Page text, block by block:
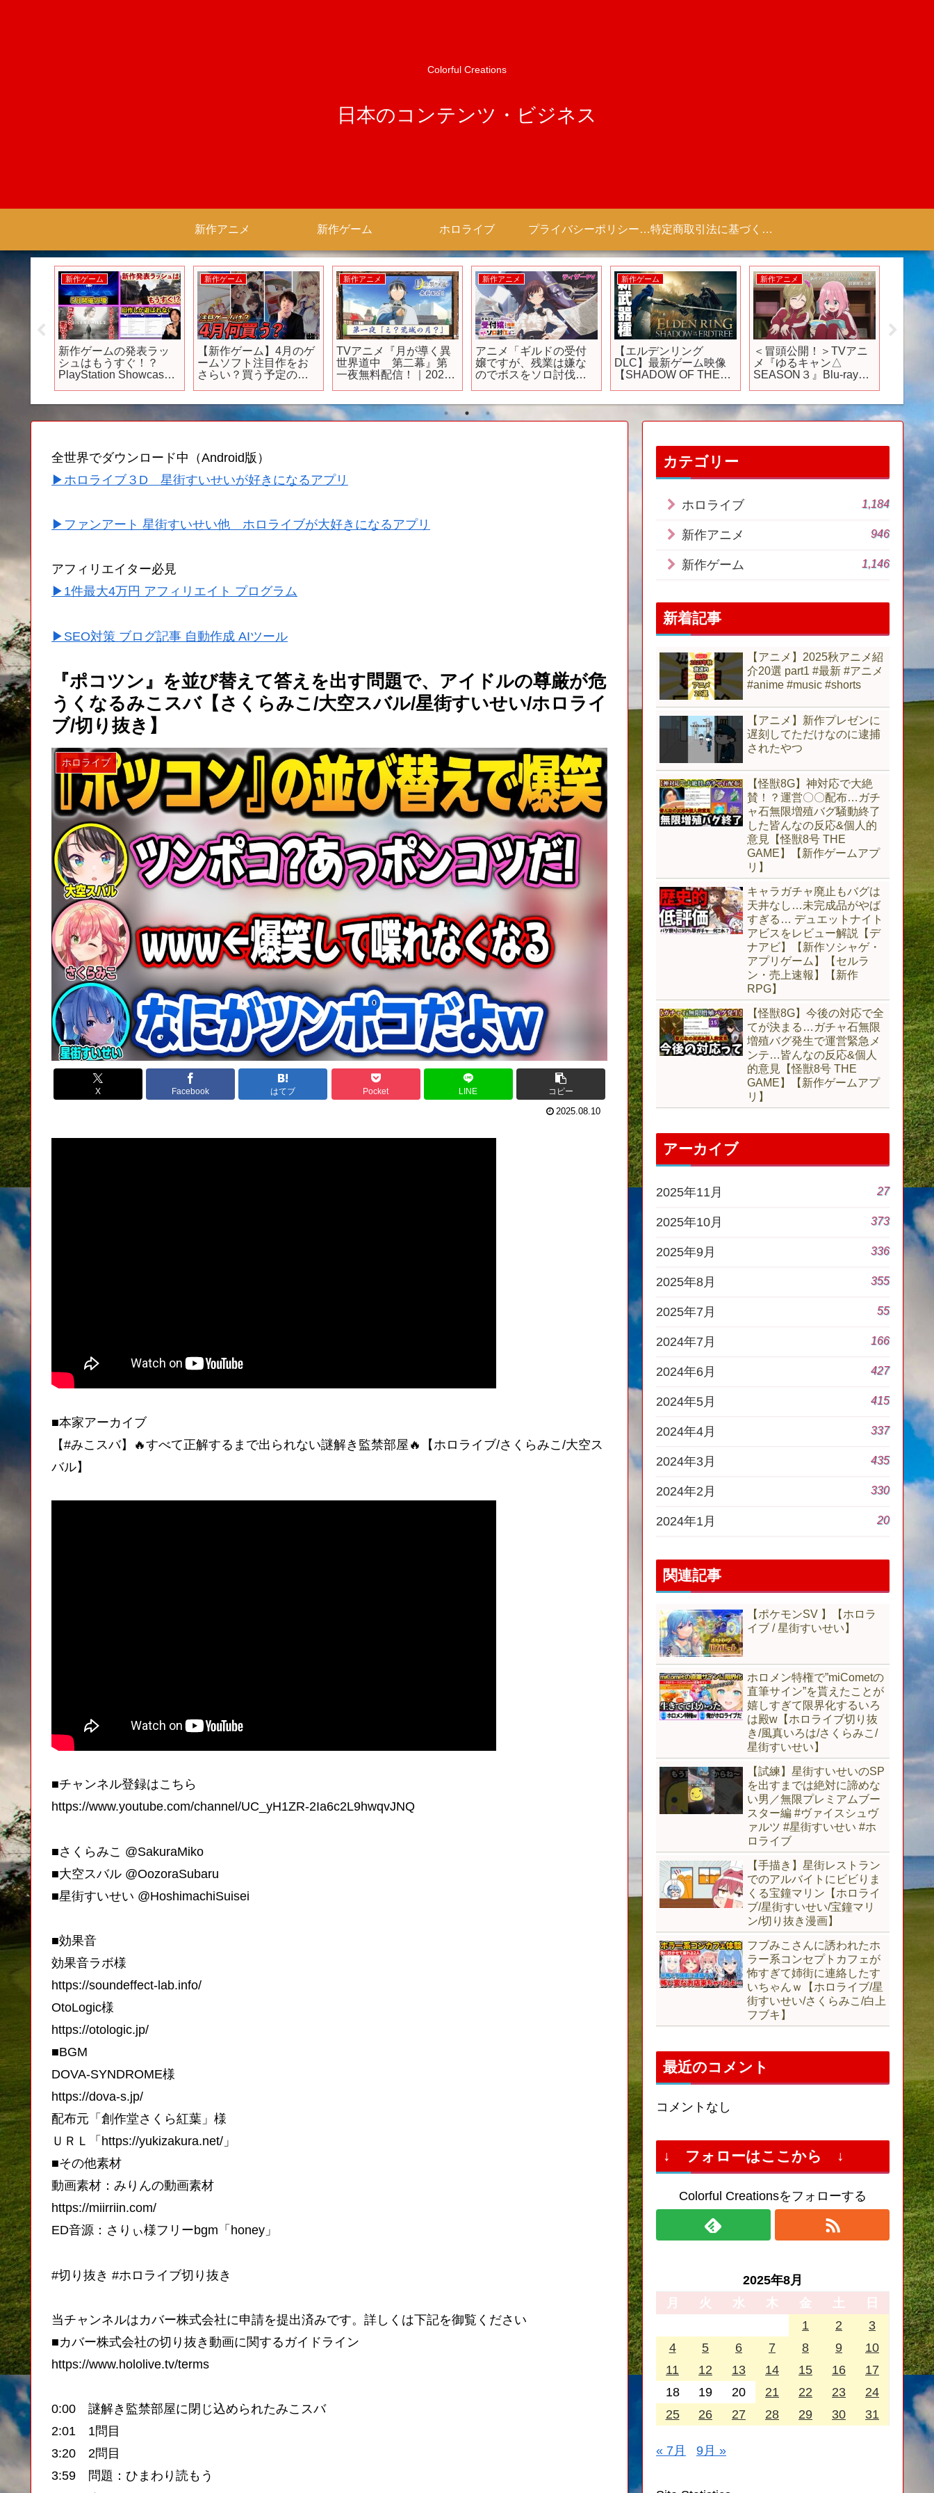
Colorful Creations
日本のコンテンツ・ビジネス
新作アニメ 新作ゲーム ホロライブ プライバシーポリシー 【Colorful Creation】 特定商取引法に基づく表記（商取引に関する開示）
新作ゲーム
新作ゲームの発表ラッ
シュはもうすぐ！？
PlayStation Showcase
【ゲームニュースまと
め】
新作ゲーム
【新作ゲーム】4月のゲ
ームソフト注目作をお
さらい？買う予定のゲ
新作アニメ
TVアニメ『月が導く異
世界道中 第二幕』第
一夜無料配信！｜2024
にて放送中！
新作アニメ
アニメ「ギルドの受付
嬢ですが、残業は嫌な
のでボスをソロ討伐し
定！】
新作ゲーム
【エルデンリング
DLC】最新ゲーム映像
【SHADOW OF THE
新作アニメ
＜冒頭公開！＞TVアニ
メ『ゆるキャン△
SEASON３』Blu-ray＆
のへや』│06.26 発売
る】
全世界でダウンロード中（Android版）
▶ホロライブ３D 星街すいせいが好きになるアプリ
▶ファンアート 星街すいせい他 ホロライブが大好きになるアプリ
アフィリエイター必見
▶1件最大4万円 アフィリエイト プログラム
▶SEO対策 ブログ記事 自動作成 AIツール
『ポコツン』を並び替えて答えを出す問題で、アイドルの尊厳が危
うくなるみこスバ【さくらみこ/大空スバル/星街すいせい/ホロライ
ブ/切り抜き】
ホロライブ
X Facebook はてブ Pocket LINE コピー
2025.08.10
■本家アーカイブ
【#みこスバ】🔥すべて正解するまで出られない謎解き監禁部屋🔥【ホロライブ/さくらみこ/大空ス
バル】
■チャンネル登録はこちら
https://www.youtube.com/channel/UC_yH1ZR-2Ia6c2L9hwqvJNQ
■さくらみこ @SakuraMiko
■大空スバル @OozoraSubaru
■星街すいせい @HoshimachiSuisei
■効果音
効果音ラボ様
https://soundeffect-lab.info/
OtoLogic様
https://otologic.jp/
■BGM
DOVA-SYNDROME様
https://dova-s.jp/
配布元「創作堂さくら紅葉」様
ＵＲＬ「https://yukizakura.net/」
■その他素材
動画素材：みりんの動画素材
https://miirriin.com/
ED音源：さりぃ様フリーbgm「honey」
#切り抜き #ホロライブ切り抜き
当チャンネルはカバー株式会社に申請を提出済みです。詳しくは下記を御覧ください
■カバー株式会社の切り抜き動画に関するガイドライン
https://www.hololive.tv/terms
0:00 謎解き監禁部屋に閉じ込められたみこスバ
2:01 1問目
3:20 2問目
3:59 問題：ひまわり読もう
カテゴリー
ホロライブ 1,184
新作アニメ 946
新作ゲーム 1,146
新着記事
【アニメ】2025秋アニメ紹
介20選 part1 #最新 #アニメ
#anime #music #shorts
【アニメ】新作プレゼンに
遅刻してただけなのに逮捕
されたやつ
【怪獣8G】神対応で大絶
賛！？運営〇〇配布…ガチ
ャ石無限増殖バグ騒動終了
した皆んなの反応&個人的
意見【怪獣8号 THE
GAME】【新作ゲームアプ
リ】
キャラガチャ廃止もバグは
天井なし…未完成品がやば
すぎる… デュエットナイト
アビスをレビュー解説【デ
ナアビ】【新作ソシャゲ・
アプリゲーム】【セルラ
ン・売上速報】【新作
RPG】
【怪獣8G】今後の対応で全
てが決まる…ガチャ石無限
増殖バグ発生で運営緊急メ
ンテ…皆んなの反応&個人
的意見【怪獣8号 THE
GAME】【新作ゲームアプ
リ】
アーカイブ
2025年11月 27
2025年10月 373
2025年9月 336
2025年8月 355
2025年7月 55
2024年7月 166
2024年6月 427
2024年5月 415
2024年4月 337
2024年3月 435
2024年2月 330
2024年1月 20
関連記事
【ポケモンSV 】【ホロラ
イブ / 星街すいせい】
ホロメン特権で”miCometの
直筆サイン”を貰えたことが
嬉しすぎて限界化するいろ
は殿w【ホロライブ切り抜
き/風真いろは/さくらみこ/
星街すいせい】
【試練】星街すいせいのSP
を出すまでは絶対に諦めな
い男／無限プレミアムブー
スター編 #ヴァイスシュヴ
ァルツ #星街すいせい #ホ
ロライブ
【手描き】星街レストラン
でのアルバイトにビビりま
くる宝鐘マリン【ホロライ
ブ/星街すいせい/宝鐘マリ
ン/切り抜き漫画】
フブみこさんに誘われたホ
ラー系コンセプトカフェが
怖すぎて姉街に連絡したす
いちゃんｗ【ホロライブ/星
街すいせい/さくらみこ/白上
フブキ】
最近のコメント
コメントなし
↓ フォローはここから ↓
Colorful Creationsをフォローする
2025年8月
月
火 水 木 金 土
日
1
2
3
4
5 6 7 8 9
10
11
12 13 14 15 16
17
18
19 20 21 22 23
24
25
26 27 28 29 30 31
« 7月 9月 »